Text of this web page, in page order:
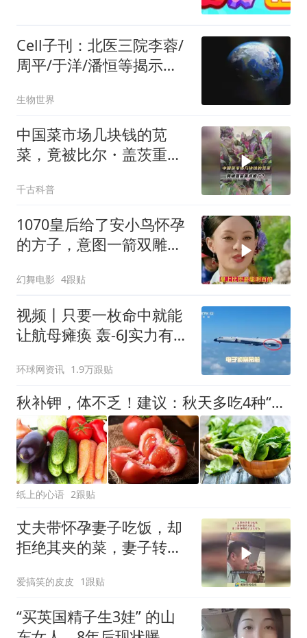
Cell子刊：北医三院李蓉/
周平/于洋/潘恒等揭示这
生物世界
中国菜市场几块钱的苋
菜，竟被比尔・盖茨重点
千古科普
1070皇后给了安小鸟怀孕
的方子，意图一箭双雕，
上
幻舞电影 4跟贴
视频丨只要一枚命中就能
让航母瘫痪 轰-6J实力有多
环球网资讯 1.9万跟贴
秋补钾，体不乏！建议：秋天多吃4种“高钾”菜，腿脚有劲精神好
纸上的心语 2跟贴
丈夫带怀孕妻子吃饭，却
拒绝其夹的菜，妻子转身
爱搞笑的皮皮 1跟贴
“买英国精子生3娃” 的山